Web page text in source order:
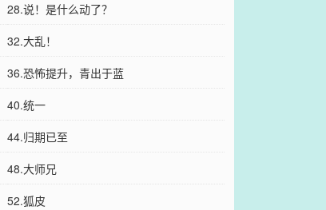
28.说！是什么动了？
32.大乱！
36.恐怖提升，青出于蓝
40.统一
44.归期已至
48.大师兄
52.狐皮